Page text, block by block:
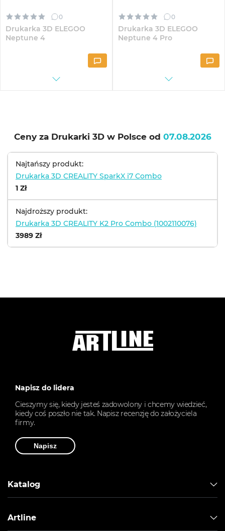
0
Drukarka 3D ELEGOO
Neptune 4
0
Drukarka 3D ELEGOO
Neptune 4 Pro
Ceny za Drukarki 3D w Polsce od 07.08.2026
Najtańszy produkt:
Drukarka 3D CREALITY SparkX i7 Combo
1 Zł
Najdroższy produkt:
Drukarka 3D CREALITY K2 Pro Combo (1002110076)
3989 Zł
Napisz do lidera
Cieszymy się, kiedy jesteś zadowolony i chcemy wiedzieć,
kiedy coś poszło nie tak. Napisz recenzję do założyciela
firmy.
Napisz
Katalog
Artline